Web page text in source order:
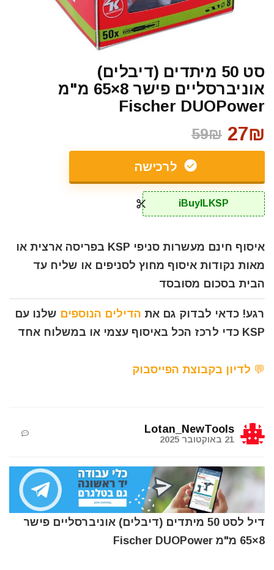
סט 50 מיתדים (דיבלים)
אוניברסליים פישר 8×65 מ"מ
Fischer DUOPower
27₪
59₪
לרכישה
iBuyILKSP
איסוף חינם מעשרות סניפי KSP בפריסה ארצית או
מאות נקודות איסוף מחוץ לסניפים או שליח עד
הבית בסכום מסובסד
רגע! כדאי לבדוק גם את הדילים הנוספים שלנו עם
KSP כדי לרכז הכל באיסוף עצמי או במשלוח אחד
💬 לדיון בקבוצת הפייסבוק
Lotan_NewTools
21 באוקטובר 2025
דיל לסט 50 מיתדים (דיבלים) אוניברסליים פישר
8×65 מ"מ Fischer DUOPower